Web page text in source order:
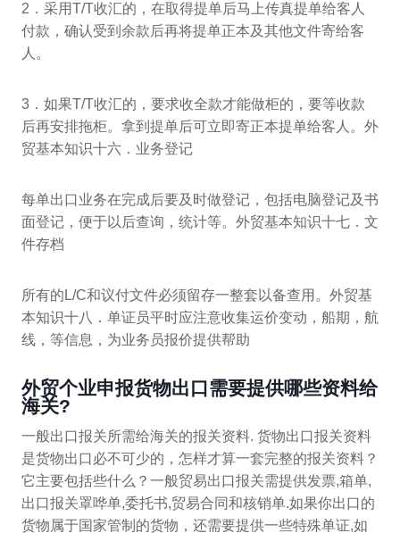
2．采用T/T收汇的，在取得提单后马上传真提单给客人
付款，确认受到余款后再将提单正本及其他文件寄给客
人。
3．如果T/T收汇的，要求收全款才能做柜的，要等收款
后再安排拖柜。拿到提单后可立即寄正本提单给客人。外
贸基本知识十六．业务登记
每单出口业务在完成后要及时做登记，包括电脑登记及书
面登记，便于以后查询，统计等。外贸基本知识十七．文
件存档
所有的L/C和议付文件必须留存一整套以备查用。外贸基
本知识十八．单证员平时应注意收集运价变动，船期，航
线，等信息，为业务员报价提供帮助
外贸个业申报货物出口需要提供哪些资料给
海关?
一般出口报关所需给海关的报关资料. 货物出口报关资料
是货物出口必不可少的，怎样才算一套完整的报关资料？
它主要包括些什么？一般贸易出口报关需提供发票,箱单,
出口报关罩哗单,委托书,贸易合同和核销单.如果你出口的
货物属于国家管制的货物，还需要提供一些特殊单证,如